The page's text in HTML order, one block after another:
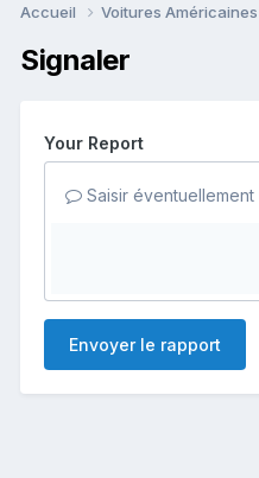
Accueil Voitures Américaines
Signaler
Your Report
Saisir
Envoyer le rapport